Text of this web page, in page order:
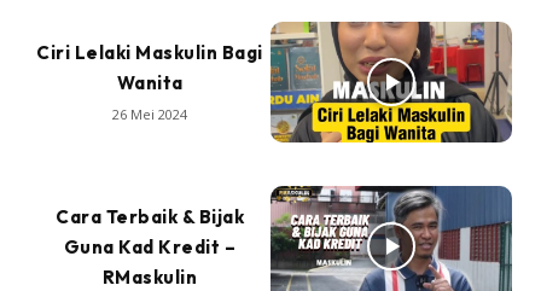
Ciri Lelaki Maskulin Bagi
Wanita
26 Mei 2024
Cara Terbaik & Bijak
Guna Kad Kredit –
RMaskulin